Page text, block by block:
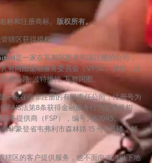
称和注册商标。 版权所有。
辖区获得授权。
是一家在瓦努阿图共和国注册的公司，
努阿图金融服务委员会（VFSC）授权，法
速公路, 波特维拉, 瓦努阿图。
一家在南非注册的有限责任公司，注册号为
FAIS法第8条获得金融服务行为监管机构
服务提供商（FSP），编号为52045。
非豪登省韦弗利市森林路 15 号 1 号楼，邮
辖区的客户提供服务，也不面向来自以下地